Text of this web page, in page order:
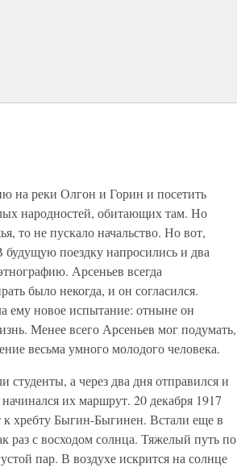
на реки Олгон и Горин и посетить
народностей, обитающих там. Но
то не пускало начальство. Но вот,
будущую поездку напросились и два
Арсеньев всегда
было некогда, и он согласился.
ему новое испытание: отныне он
Менее всего Арсеньев мог подумать,
весьма умного молодого человека.
а через два дня отправился и
их маршрут. 20 декабря 1917
хребту Быгин-Быгинен. Встали еще в
раз с восходом солнца. Тяжелый путь по
пар. В воздухе искрится на солнце